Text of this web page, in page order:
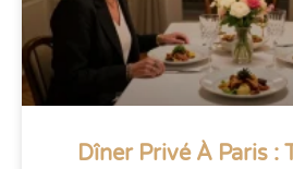
Dîner Privé À Paris :